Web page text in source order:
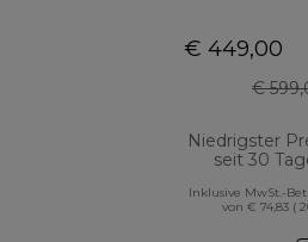
€ 449,00
€
Niedrigster
seit 30
Inklusive MwSt.-
von € 74,83 (